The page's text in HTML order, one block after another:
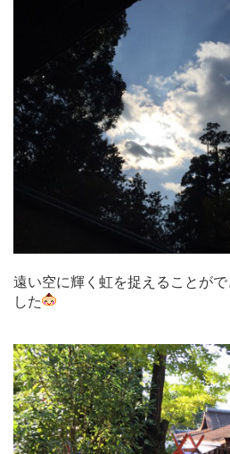
遠い空に輝く虹を捉えることが
した